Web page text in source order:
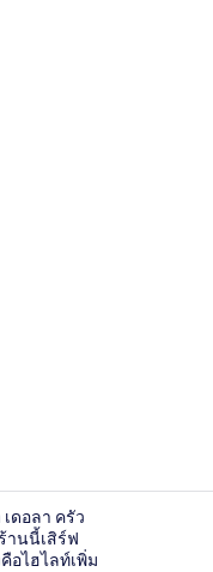
ดอลา ครัว
านนี้เสิร์ฟ
อไฮไลท์เพิ่ม